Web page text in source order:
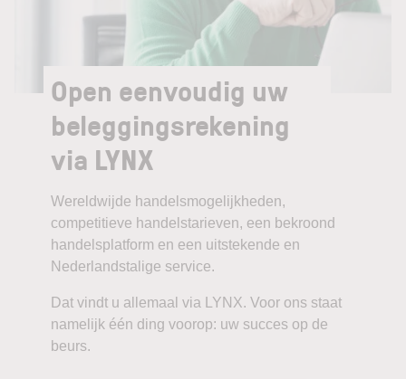
Open eenvoudig uw
beleggingsrekening
via LYNX
Wereldwijde handelsmogelijkheden,
competitieve handelstarieven, een bekroond
handelsplatform en een uitstekende en
Nederlandstalige service.
Dat vindt u allemaal via LYNX. Voor ons staat
namelijk één ding voorop: uw succes op de
beurs.